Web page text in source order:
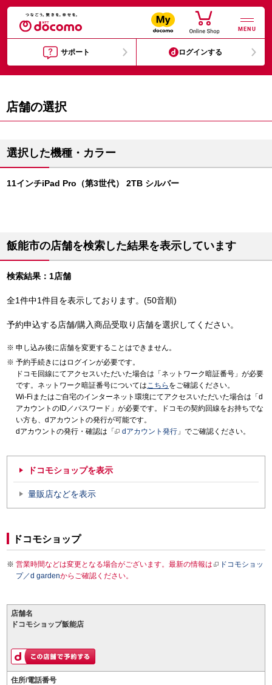
MENU
サポート ログインする
店舗の選択
選択した機種・カラー
11インチiPad Pro（第3世代） 2TB シルバー
飯能市の店舗を検索した結果を表示しています
検索結果：1店舗
全1件中1件目を表示しております。(50音順)
予約申込する店舗/購入商品受取り店舗を選択してください。
申し込み後に店舗を変更することはできません。
予約手続きにはログインが必要です。
ドコモ回線にてアクセスいただいた場合は「ネットワーク暗証番号」が必要
です。ネットワーク暗証番号についてはこちら をご確認ください。
Wi-Fiまたはご自宅のインターネット環境にてアクセスいただいた場合は「d
アカウントのID／パスワード」が必要です。ドコモの契約回線をお持ちでな
い方も、dアカウントの発行が可能です。
dアカウントの発行・確認は「
dアカウント発行 」でご確認ください。
ドコモショップを表示
量販店などを表示
ドコモショップ
営業時間などは変更となる場合がございます。最新の情報は
ドコモショッ
プ／d gardenからご確認ください。
店舗名
ドコモショップ飯能店
住所/電話番号